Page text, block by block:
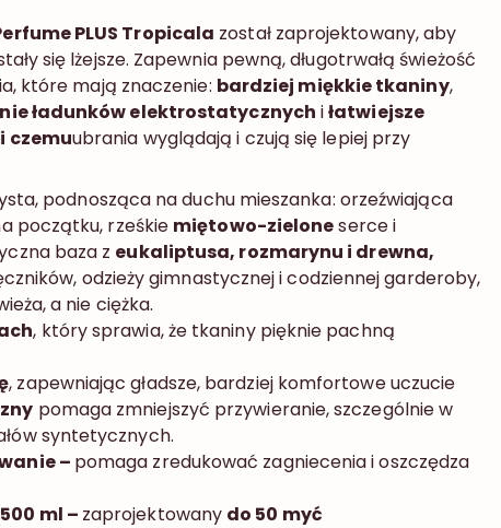
PLUS Tropicala został zaprojektowany, aby
się lżejsze. Zapewnia pewną, długotrwałą świeżość
które mają znaczenie: bardziej miękkie tkaniny,
ładunków elektrostatycznych iłatwiejsze
czemuubrania wyglądają i czują się lepiej przy
podnosząca na duchu mieszanka: orzeźwiająca
początku, rześkie miętowo-zieloneserce i
baza z eukaliptusa, rozmarynu i drewna,
odzieży gimnastycznej i codziennej garderoby,
a nie ciężka.
, który sprawia, że tkaniny pięknie pachną
, zapewniając gładsze, bardziej komfortowe uczucie
pomaga zmniejszyć przywieranie, szczególnie w
syntetycznych.
– pomaga zredukować zagniecenia i oszczędza
ml – zaprojektowany do 50 myć